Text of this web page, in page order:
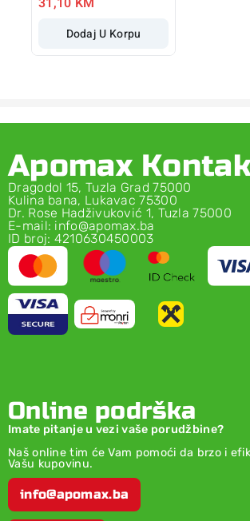
Dodaj U Korpu
Apomax
Dragodol 15, Tuzla Grad 75000
Kulina bana, Lukavac 75300
Dr. Rose Hadživuković 1, Tuzla 75000
E-mail: info@apomax.ba
ID broj: 4210630450003
Online podrška
Imate pitanje u vezi vaše porudžbine?
Naš online tim će Vam pomoći da brzo i
Vašu kupovinu.
info@apomax.ba